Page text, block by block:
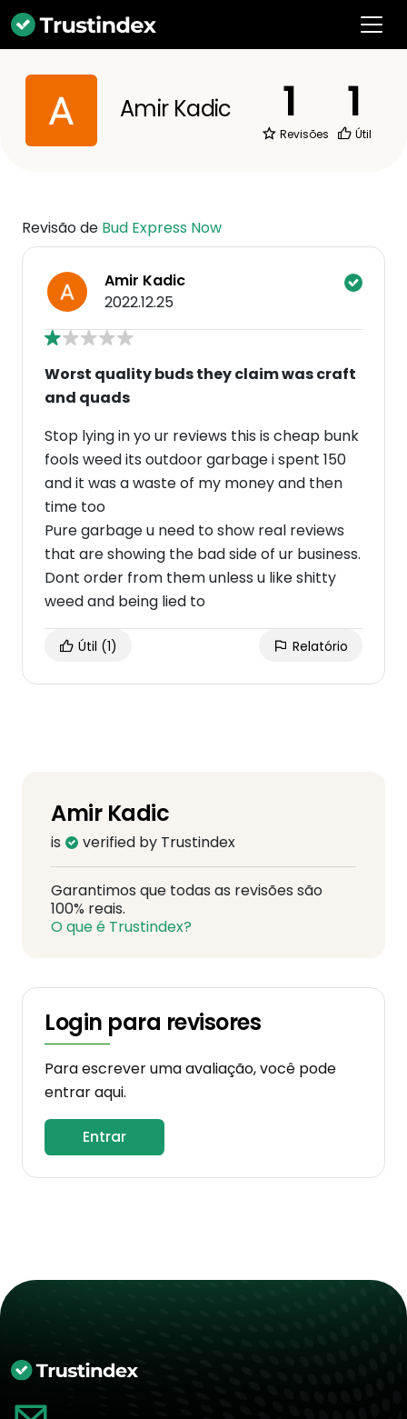
Amir Kadic 1
Revisões
1
Útil
Revisão de Bud Express Now
Amir Kadic
2022.12.25
Worst quality buds they claim was craft
and quads
Stop lying in yo ur reviews this is cheap bunk
fools weed its outdoor garbage i spent 150
and it was a waste of my money and then
time too
Pure garbage u need to show real reviews
that are showing the bad side of ur business.
Dont order from them unless u like shitty
weed and being lied to
Útil (1) Relatório
Amir Kadic
is verified by Trustindex
Garantimos que todas as revisões são
100% reais.
O que é Trustindex?
Login para revisores
Para escrever uma avaliação, você pode
entrar aqui.
Entrar